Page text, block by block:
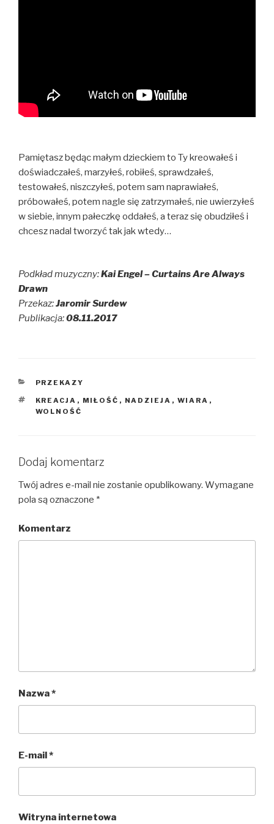
Pamiętasz będąc małym dzieckiem to Ty kreowałeś i
doświadczałeś, marzyłeś, robiłeś, sprawdzałeś,
testowałeś, niszczyłeś, potem sam naprawiałeś,
próbowałeś, potem nagle się zatrzymałeś, nie uwierzyłeś
w siebie, innym pałeczkę oddałeś, a teraz się obudziłeś i
chcesz nadal tworzyć tak jak wtedy…
Podkład muzyczny:Kai Engel – Curtains Are Always
Drawn
Przekaz:Jaromir Surdew
Publikacja:08.11.2017
KATEGORIE
PRZEKAZY
TAGI
KREACJA , MIŁOŚĆ , NADZIEJA , WIARA ,
WOLNOŚĆ
Dodaj komentarz
Twój adres e-mail nie zostanie opublikowany. Wymagane
pola są oznaczone *
Komentarz
Nazwa*
E-mail*
Witryna internetowa